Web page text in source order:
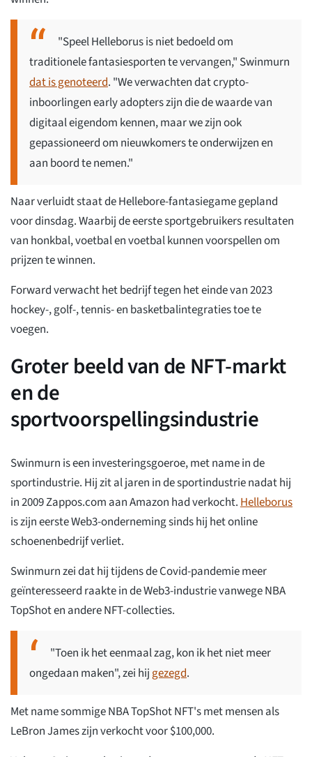
"Speel Helleborus is niet bedoeld om
traditionele fantasiesporten te vervangen," Swinmurn
dat is genoteerd. "We verwachten dat crypto-
inboorlingen early adopters zijn die de waarde van
digitaal eigendom kennen, maar we zijn ook
gepassioneerd om nieuwkomers te onderwijzen en
aan boord te nemen."
Naar verluidt staat de Hellebore-fantasiegame gepland
voor dinsdag. Waarbij de eerste sportgebruikers resultaten
van honkbal, voetbal en voetbal kunnen voorspellen om
prijzen te winnen.
Forward verwacht het bedrijf tegen het einde van 2023
hockey-, golf-, tennis- en basketbalintegraties toe te
voegen.
Groter beeld van de NFT-markt
en de
sportvoorspellingsindustrie
Swinmurn is een investeringsgoeroe, met name in de
sportindustrie. Hij zit al jaren in de sportindustrie nadat hij
in 2009 Zappos.com aan Amazon had verkocht.Helleborus
is zijn eerste Web3-onderneming sinds hij het online
schoenenbedrijf verliet.
Swinmurn zei dat hij tijdens de Covid-pandemie meer
geïnteresseerd raakte in de Web3-industrie vanwege NBA
TopShot en andere NFT-collecties.
"Toen ik het eenmaal zag, kon ik het niet meer
ongedaan maken", zei hijgezegd.
Met name sommige NBA TopShot NFT's met mensen als
LeBron James zijn verkocht voor $100,000.